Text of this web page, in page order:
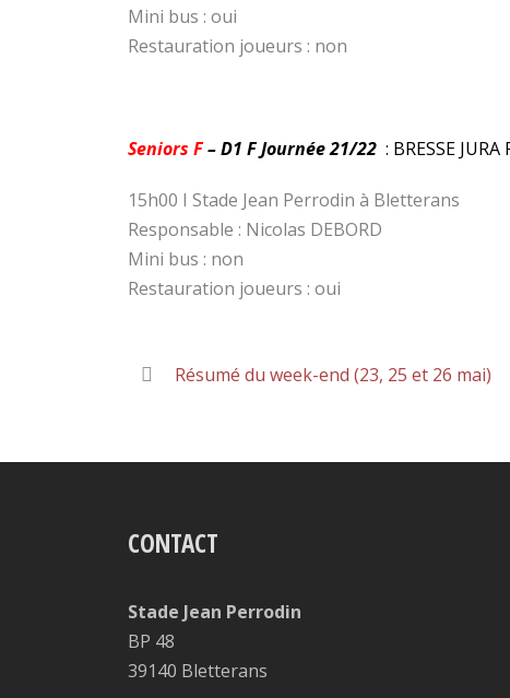
Mini bus : oui
Restauration joueurs : non
Seniors F– D1 F Journée 21/22 : BRESSE JURA
15h00 I Stade Jean Perrodin à Bletterans
Responsable : Nicolas DEBORD
Mini bus : non
Restauration joueurs : oui
Résumé du week-end (23, 25 et 26 mai)
CONTACT
Stade Jean Perrodin
BP 48
39140 Bletterans